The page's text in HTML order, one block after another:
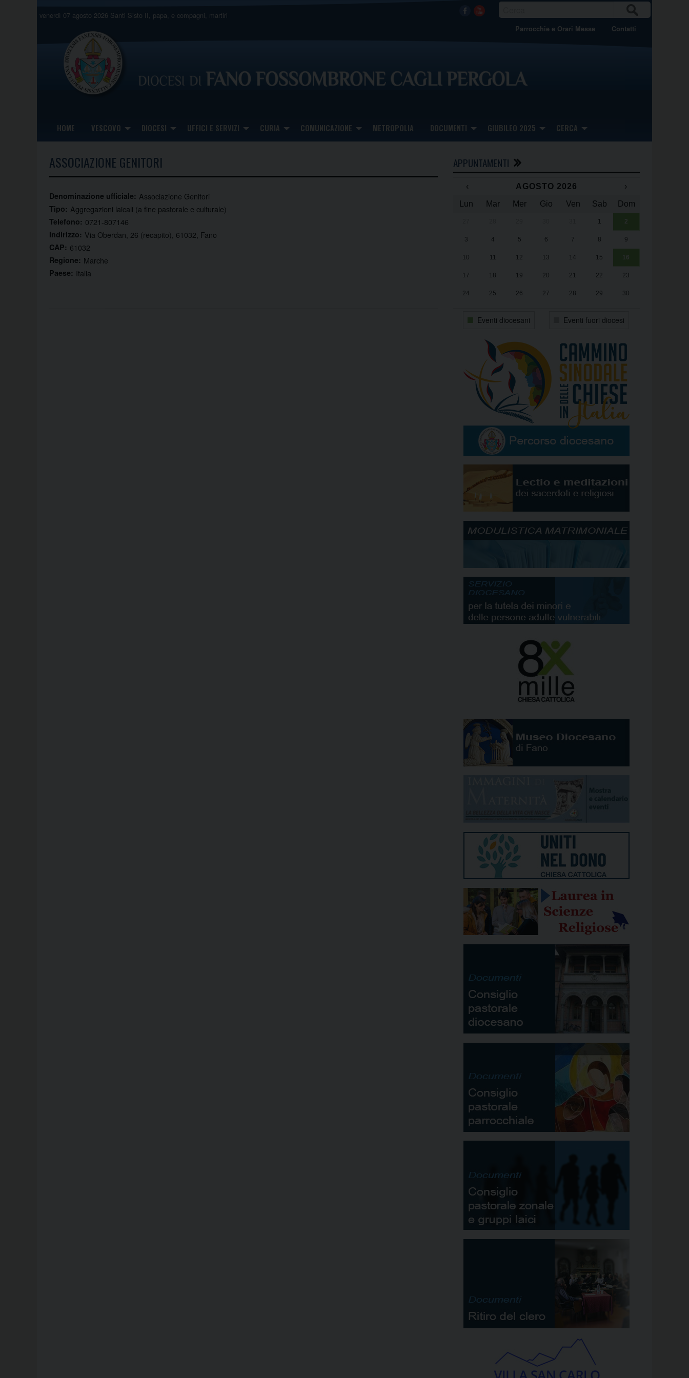
venerdì 07 agosto 2026 Santi Sisto II, papa, e compagni, martiri Facebook
Youtube CA
Parrocchie e Orari Messe Contatti
HOME VESCOVO DIOCESI UFFICI E SERVIZI CURIA COMUNICAZIONE METROPOLIA DOCUMENTI GIUBILEO 2025 CERCA
ASSOCIAZIONE GENITORI
Denominazione ufficiale: Associazione Genitori
Tipo: Aggregazioni laicali (a fine pastorale e culturale)
Telefono: 0721-807146
Indirizzo: Via Oberdan, 26 (recapito), 61032, Fano
CAP: 61032
Regione: Marche
Paese: Italia
APPUNTAMENTI
‹ AGOSTO 2026
›
Lun
Mar Mer Gio Ven Sab Dom
1 2
3 4 5 6 7 8 9
10 11 12 13 14 15 16
17 18 19 20 21 22 23
24 25 26 27 28 29 30
Eventi diocesani Eventi fuori diocesi